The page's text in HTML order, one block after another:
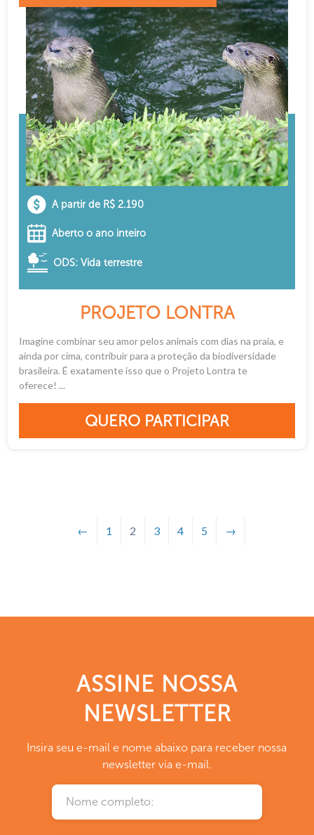
A partir de R$ 2.190
Aberto o ano inteiro
ODS: Vida terrestre
PROJETO LONTRA
Imagine combinar seu amor pelos animais com dias na praia, e
ainda por cima, contribuir para a proteção da biodiversidade
brasileira. É exatamente isso que o Projeto Lontra te
oferece! ...
QUERO PARTICIPAR
← 1 2 3 4 5 →
ASSINE NOSSA
NEWSLETTER
Insira seu e-mail e nome abaixo para receber nossa
newsletter via e-mail.